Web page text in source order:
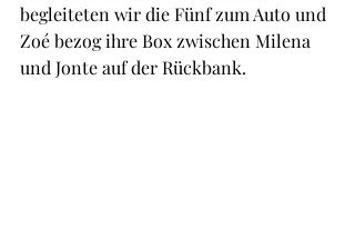
begleiteten wir die Fünf zum Auto und
Zoé bezog ihre Box zwischen Milena
und Jonte auf der Rückbank.